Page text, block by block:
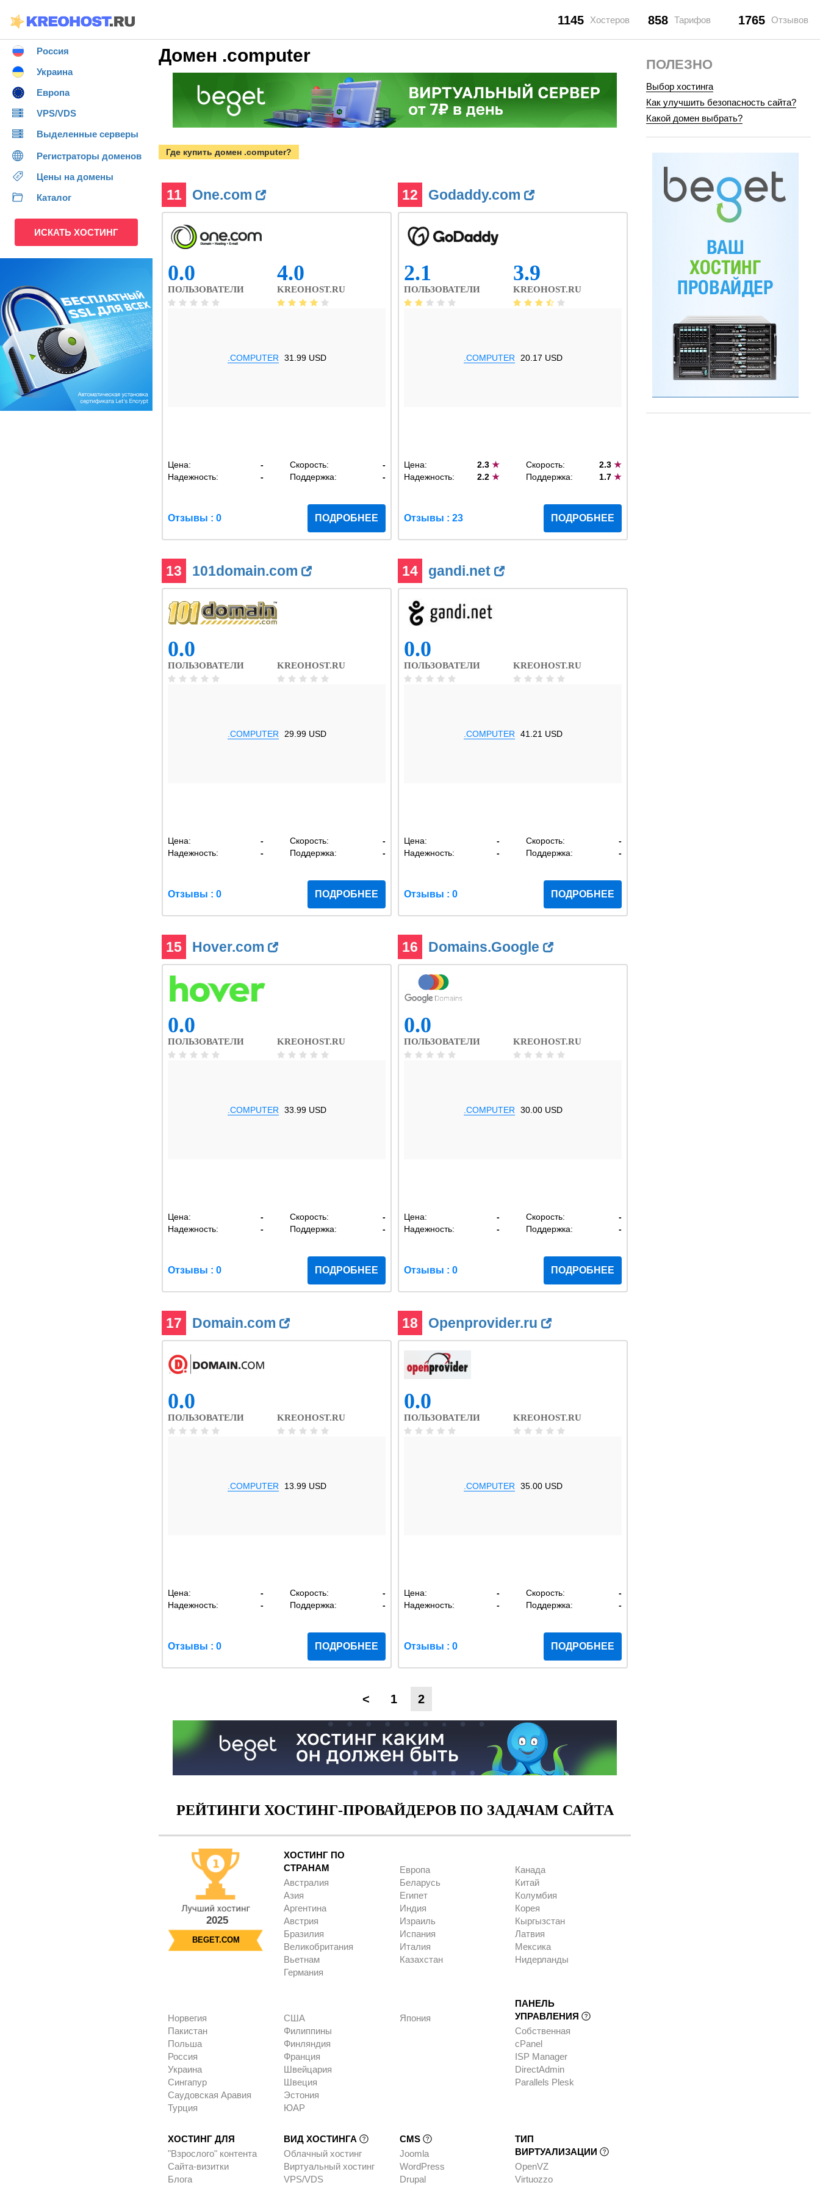
Россия
Украина
Европа
VPS/VDS
Выделенные серверы
Регистраторы доменов
Цены на домены
Каталог
ИСКАТЬ ХОСТИНГ
1145 Хостеров 858 Тарифов 1765 Отзывов
Домен .computer
Где купить домен .computer?
11 One.com
0.0
ПОЛЬЗОВАТЕЛИ
4.0
KREOHOST.RU
.COMPUTER 31.99 USD
Цена: - Скорость:
-
Надежность:
- Поддержка: -
Отзывы : 0 ПОДРОБНЕЕ
12 Godaddy.com
2.1
ПОЛЬЗОВАТЕЛИ
3.9
KREOHOST.RU
.COMPUTER 20.17 USD
Цена: 2.3★ Скорость: 2.3 ★
Надежность:
2.2★ Поддержка: 1.7 ★
Отзывы : 23 ПОДРОБНЕЕ
13 101domain.com
0.0
ПОЛЬЗОВАТЕЛИ KREOHOST.RU
.COMPUTER 29.99 USD
Цена: - Скорость:
-
Надежность:
- Поддержка: -
Отзывы : 0 ПОДРОБНЕЕ
14 gandi.net
0.0
ПОЛЬЗОВАТЕЛИ KREOHOST.RU
.COMPUTER 41.21 USD
Цена: - Скорость:
-
Надежность:
- Поддержка: -
Отзывы : 0 ПОДРОБНЕЕ
15 Hover.com
0.0
ПОЛЬЗОВАТЕЛИ KREOHOST.RU
.COMPUTER 33.99 USD
Цена: - Скорость:
-
Надежность:
- Поддержка: -
Отзывы : 0 ПОДРОБНЕЕ
16 Domains.Google
0.0
ПОЛЬЗОВАТЕЛИ KREOHOST.RU
.COMPUTER 30.00 USD
Цена: - Скорость:
-
Надежность:
- Поддержка: -
Отзывы : 0 ПОДРОБНЕЕ
17 Domain.com
0.0
ПОЛЬЗОВАТЕЛИ KREOHOST.RU
.COMPUTER 13.99 USD
Цена: - Скорость:
-
Надежность:
- Поддержка: -
Отзывы : 0 ПОДРОБНЕЕ
18 Openprovider.ru
0.0
ПОЛЬЗОВАТЕЛИ KREOHOST.RU
.COMPUTER 35.00 USD
Цена: - Скорость:
-
Надежность:
- Поддержка: -
Отзывы : 0 ПОДРОБНЕЕ
< 1 2
РЕЙТИНГИ ХОСТИНГ-ПРОВАЙДЕРОВ ПО ЗАДАЧАМ САЙТА
2025
BEGET.COM
ХОСТИНГ ПО
СТРАНАМ
Австралия
Азия
Аргентина
Австрия
Бразилия
Великобритания
Вьетнам
Германия
Европа
Беларусь
Египет
Индия
Израиль
Испания
Италия
Казахстан
Канада
Китай
Колумбия
Корея
Кыргызстан
Латвия
Мексика
Нидерланды
Норвегия
Пакистан
Польша
Россия
Украина
Сингапур
Саудовская Аравия
Турция
США
Филиппины
Финляндия
Франция
Швейцария
Швеция
Эстония
ЮАР
Япония
ПАНЕЛЬ
УПРАВЛЕНИЯ
Собственная
cPanel
ISP Manager
DirectAdmin
Parallels Plesk
ХОСТИНГ ДЛЯ
"Взрослого" контента
Сайта-визитки
Блога
ВИД ХОСТИНГА
Облачный хостинг
Виртуальный хостинг
VPS/VDS
CMS
Joomla
WordPress
Drupal
ТИП
ВИРТУАЛИЗАЦИИ
OpenVZ
Virtuozzo
ПОЛЕЗНО
Выбор хостинга
Как улучшить безопасность сайта?
Какой домен выбрать?